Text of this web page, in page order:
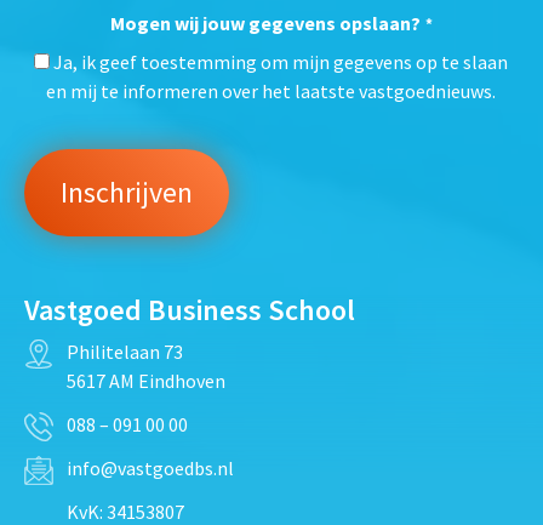
Mogen wij jouw gegevens opslaan? *
Ja, ik geef toestemming om mijn gegevens op te slaan
en mij te informeren over het laatste vastgoednieuws.
Vastgoed Business School
Philitelaan 73
5617 AM Eindhoven
088 – 091 00 00
info@vastgoedbs.nl
KvK: 34153807